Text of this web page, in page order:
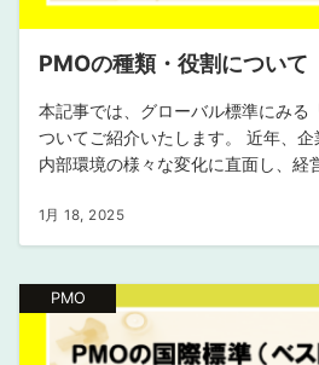
PMOの種類・役割について
本記事では、グローバル標準にみる
ついてご紹介いたします。 近年、
内部環境の様々な変化に直面し、経
1月 18, 2025
PMO